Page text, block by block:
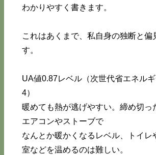
わかりやすく書きます。
これはあくまで、私自身の独断と偏
す。
UA値0.87レベル（次世代省エネル
4）
暖めても熱が逃げやすい。締め切っ
エアコンやストーブで
なんとか暖かくなるレベル、トイレ
室などを温めるのは難しい。